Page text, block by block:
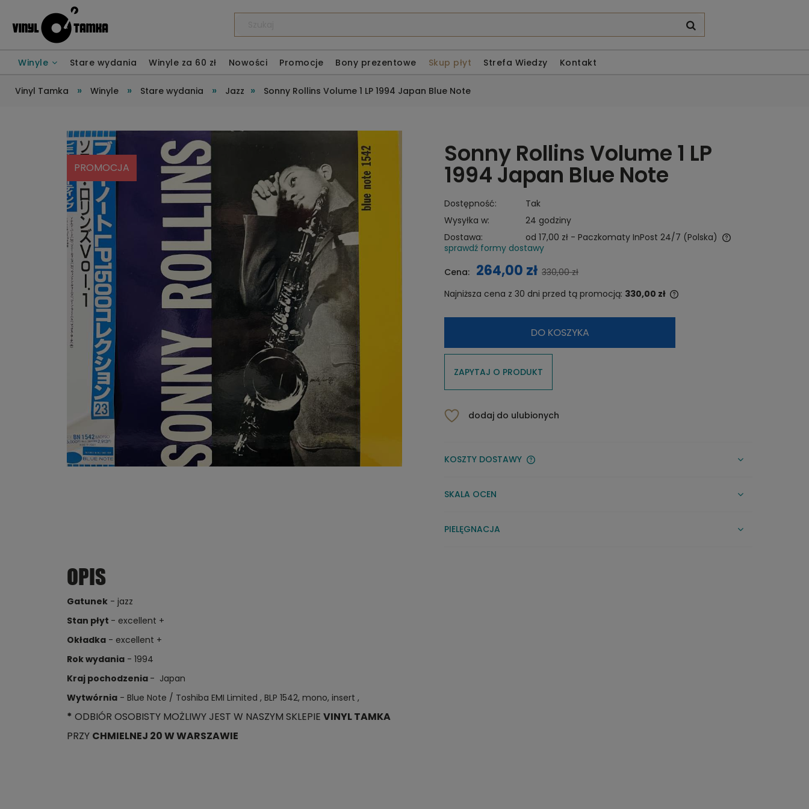
Winyle Stare wydania Winyle za 60 zł Nowości Promocje Bony prezentowe Skup płyt Strefa Wiedzy Kontakt
Vinyl Tamka » Winyle » Stare wydania » Jazz » Sonny Rollins Volume 1 LP 1994 Japan Blue Note
Sonny Rollins Volume 1 LP
1994 Japan Blue Note
PROMOCJA
Dostępność:
Tak
Wysyłka w:
24 godziny
Dostawa:
od 17,00 zł - Paczkomaty InPost 24/7 (Polska)
kosztów płatności
sprawdź formy dostawy
Cena: 264,00 zł 330,00 zł
Najniższa cena z 30 dni przed tą promocją: 330,00 zł
Jeżeli produkt jest sprzedawany krócej
niż 30 dni, wyświetlana jest najniższa
pojawił się w sprzedaży.
DO KOSZYKA
ZAPYTAJ O PRODUKT
dodaj do ulubionych
KOSZTY DOSTAWY
SKALA OCEN
PIELĘGNACJA
OPIS
Gatunek- jazz
Stan płyt - excellent +
Okładka- excellent +
Rok wydania- 1994
Kraj pochodzenia - Japan
Wytwórnia- Blue Note / Toshiba EMI Limited , BLP 1542, mono, insert ,
* ODBIÓR OSOBISTY MOŻLIWY JEST W NASZYM SKLEPIE VINYL TAMKA
PRZY CHMIELNEJ 20 W WARSZAWIE